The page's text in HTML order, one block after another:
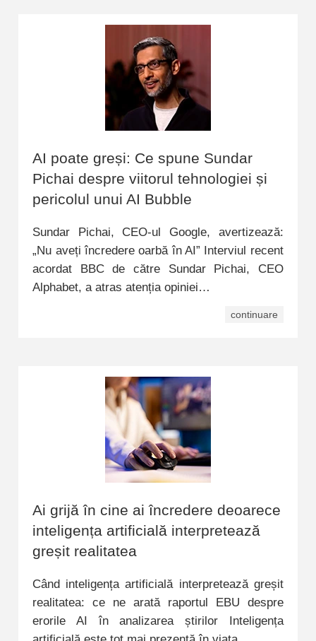
AI poate greși: Ce spune Sundar
Pichai despre viitorul tehnologiei și
pericolul unui AI Bubble
Sundar Pichai, CEO-ul Google, avertizează:
„Nu aveți încredere oarbă în AI” Interviul recent
acordat BBC de către Sundar Pichai, CEO
Alphabet, a atras atenția opiniei…
continuare
Ai grijă în cine ai încredere deoarece
inteligența artificială interpretează
greșit realitatea
Când inteligența artificială interpretează greșit
realitatea: ce ne arată raportul EBU despre
erorile AI în analizarea știrilor Inteligența